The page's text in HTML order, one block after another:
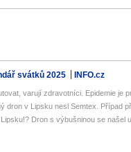
svátků 2025 INFO.cz
varují zdravotníci. Epidemie je
dron v Lipsku nesl Semtex. Případ
Dron s výbušninou se našel u